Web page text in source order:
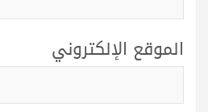
الموقع الإلكتروني